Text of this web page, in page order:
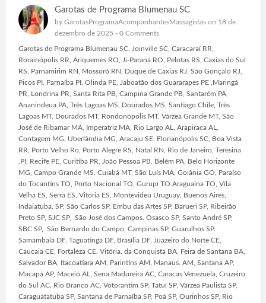
Garotas de Programa Blumenau SC
by GarotasProgramaAcompanhantesMassagistason 18 de
dezembro de 2025 - 0 Comments
Garotas de Programa Blumenau SC. Joinville SC, Caracaraí RR,
Rorainópolis RR, Ariquemes RO, Ji-Paraná RO, Pelotas RS, Caxias do Sul
RS, Parnamirim RN, Mossoró RN, Duque de Caxias RJ, São Gonçalo RJ,
Picos PI, Parnaíba PI, Olinda PE, Jaboatão dos Guararapes PE ,Maringá
PR, Londrina PR, Santa Rita PB, Campina Grande PB, Santarém PA,
Ananindeua PA, Três Lagoas MS, Dourados MS, Santiago Chile, Três
Lagoas MT, Dourados MT, Rondonópolis MT, Várzea Grande MT, São
José de Ribamar MA, Imperatriz MA, Rio Largo AL, Arapiraca AL,
Contagem MG, Uberlândia MG, Aracaju SE. Florianópolis SC, Boa Vista
RR, Porto Velho Ro, Porto Alegre RS, Natal RN, Rio de Janeiro, Teresina
.PI, Recife PE, Curitiba PR, João Pessoa PB, Belém PA, Belo Horizonte
MG, Campo Grande MS. Cuiabá MT, São Luís MA, Goiânia GO, Paraíso
do Tocantins TO, Porto Nacional TO, Gurupi TO.Araguaína TO, Vila
Velha ES, Serra ES, Vitória ES, Montevideu Uruguay, Buenos Aires,
Indaiatuba. SP, São Carlos SP, Embu das Artes SP, Barueri SP, Ribeirão
Preto SP, SJC SP, São José dos Campos. Osasco SP, Santo André SP,
SBC SP, São Bernardo do Campo, Campinas SP, Guarulhos SP.
Samambaia DF, Taguatinga DF, Brasília DF, Juazeiro do Norte CE,
Caucaia CE, Fortaleza CE. Vitória. da Conquista BA, Feira de Santana BA,
Salvador BA, Itacoatiara AM, Parintins AM, Manaus. AM, Santana AP,
Macapá AP, Maceió AL, Sena.Madureira AC, Caracas Venezuela, Cruzeiro
do Sul AC, Rio Branco AC, Votorantim SP, Tatuí SP, Várzea Paulista SP,
Caraguatatuba SP, Santana de Parnaíba SP, Poá SP, Ourinhos SP, Rio